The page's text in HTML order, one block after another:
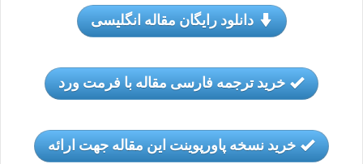
دانلود رایگان مقاله انگلیسی
خرید ترجمه فارسی مقاله با فرمت ورد
خرید نسخه پاورپوینت این مقاله جهت ارائه